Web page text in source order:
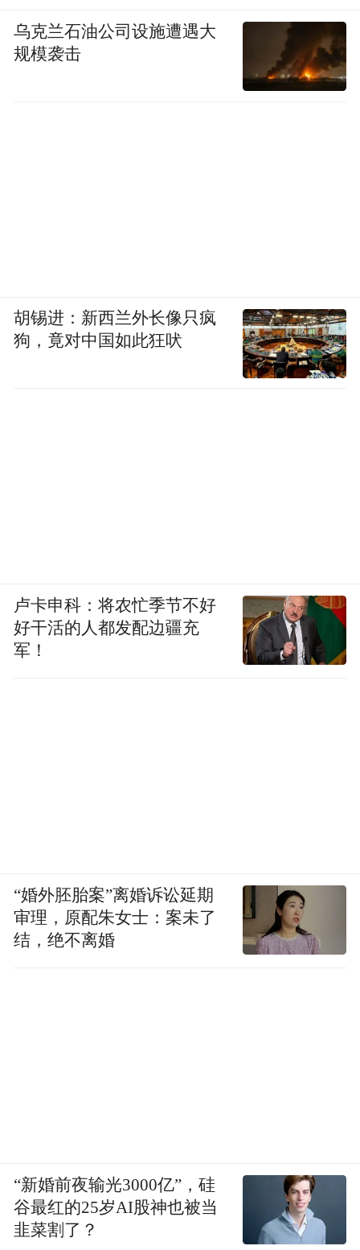
乌克兰石油公司设施遭遇大
规模袭击
胡锡进：新西兰外长像只疯
狗，竟对中国如此狂吠
卢卡申科：将农忙季节不好
好干活的人都发配边疆充
军！
“婚外胚胎案”离婚诉讼延期
审理，原配朱女士：案未了
结，绝不离婚
“新婚前夜输光3000亿”，硅
谷最红的25岁AI股神也被当
韭菜割了？